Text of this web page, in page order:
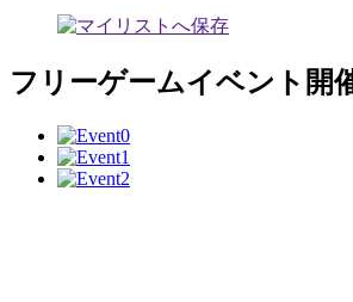
フリーゲームイベント開